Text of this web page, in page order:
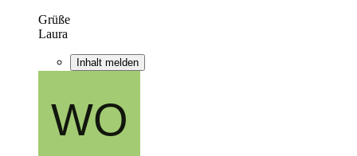
Grüße
Laura
Inhalt melden